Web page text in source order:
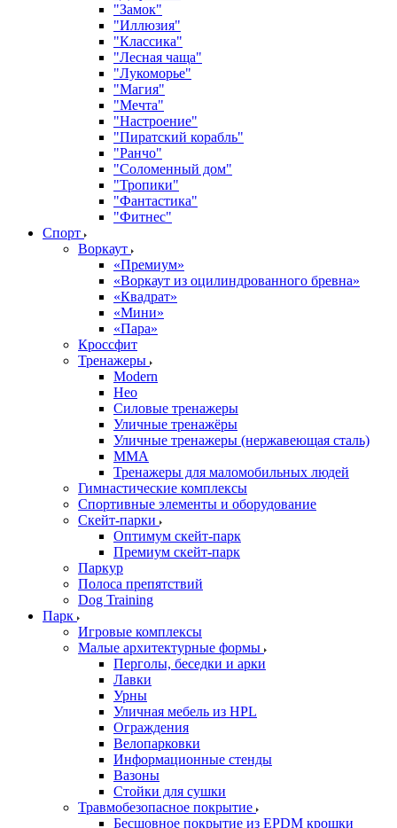
"Замок"
"Иллюзия"
"Классика"
"Лесная чаща"
"Лукоморье"
"Магия"
"Мечта"
"Настроение"
"Пиратский корабль"
"Ранчо"
"Соломенный дом"
"Тропики"
"Фантастика"
"Фитнес"
Спорт
Воркаут
«Премиум»
«Воркаут из оцилиндрованного бревна»
«Квадрат»
«Мини»
«Пара»
Кроссфит
Тренажеры
Modern
Нео
Силовые тренажеры
Уличные тренажёры
Уличные тренажеры (нержавеющая сталь)
ММА
Тренажеры для маломобильных людей
Гимнастические комплексы
Спортивные элементы и оборудование
Скейт-парки
Оптимум скейт-парк
Премиум скейт-парк
Паркур
Полоса препятствий
Dog Training
Парк
Игровые комплексы
Малые архитектурные формы
Перголы, беседки и арки
Лавки
Урны
Уличная мебель из HPL
Ограждения
Велопарковки
Информационные стенды
Вазоны
Стойки для сушки
Травмобезопасное покрытие
Бесшовное покрытие из EPDM крошки